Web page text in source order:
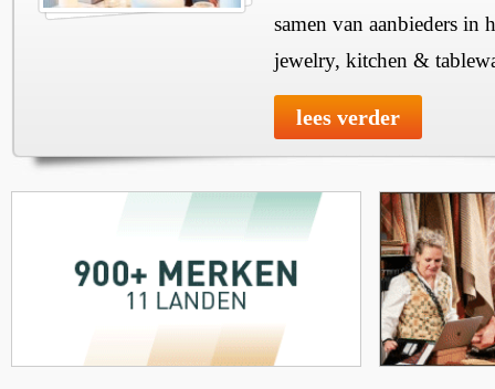
samen van aanbieders in
jewelry, kitchen &
lees verder